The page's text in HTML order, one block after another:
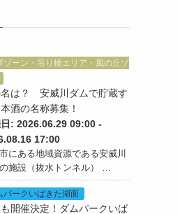
ゾーン・吊り橋エリア・風の丘ゾ
は？ 安威川ダムで貯蔵す
酒の名称募集！
日: 2026.06.29 09:00 -
17:00
にある地域資源である安威川
施設（抜水トンネル） …
パークいばきた湖面
開催決定！ダムパークいば